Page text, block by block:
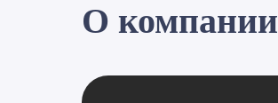
О компании